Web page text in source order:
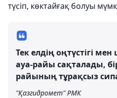
түсіп, көктайғақ болуы
Тек елдің оңтүстігі
ауа-райы сақталады,
райының тұрақсыз
"Қазгидромет" РМК